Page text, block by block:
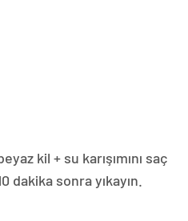
kil + su karışımını saç
dakika sonra yıkayın.